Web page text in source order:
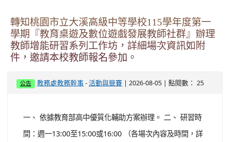
轉知「教育部對外華語教學能力認證考試規費收
費標準」第2條，業經教育部於中華民國115年7
月30日以臺教文(六)字第1152502188A號令修正
發布，茲檢送發布令影本及修正條文各1份。
公告 教務處教務幹事 -活動與競賽 | 2026-08-05 | 點閱數： 16
一、 依據教育部115年7月30日臺教文(六)字第
1152502188D號函辦理。 二、 本案電子檔得於教育部主